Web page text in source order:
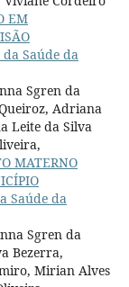
EM
Saúde da
Sgren da
Adriana
Leite da Silva
MATERNO
Saúde da
Sgren da
Bezerra,
Mirian Alves